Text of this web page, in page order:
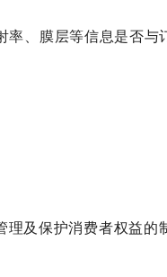
、膜层等信息是否与
及保护消费者权益的